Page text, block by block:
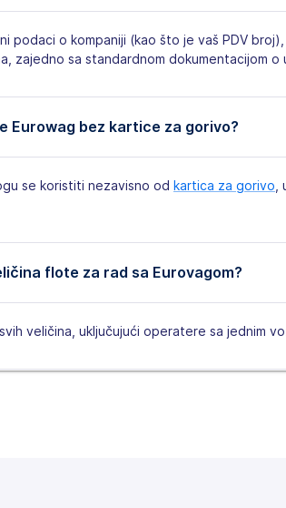
podaci o kompaniji (kao što je vaš PDV
zajedno sa standardnom dokumentacijom o
Eurowag bez kartice za gorivo?
se koristiti nezavisno od kartica za gorivo
flote za rad sa Eurovagom?
veličina, uključujući operatere sa jednim